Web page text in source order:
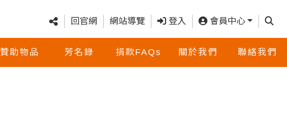
回官網 網站導覽 登入 會員中心 查詢
贊助物品 芳名錄 捐款FAQs 關於我們 聯絡我們